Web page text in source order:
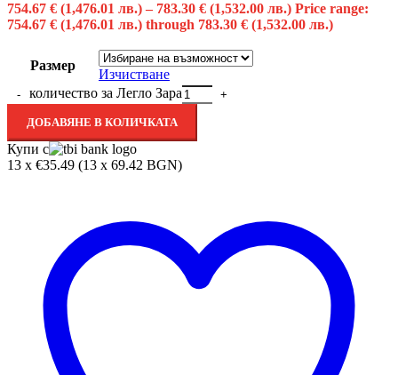
754.67 € (1,476.01 лв.) – 783.30 € (1,532.00 лв.) Price range:
754.67 € (1,476.01 лв.) through 783.30 € (1,532.00 лв.)
Размер
Изчистване
количество за Легло Зара
ДОБАВЯНЕ В КОЛИЧКАТА
Купи с
13 x €35.49 (13 x 69.42 BGN)